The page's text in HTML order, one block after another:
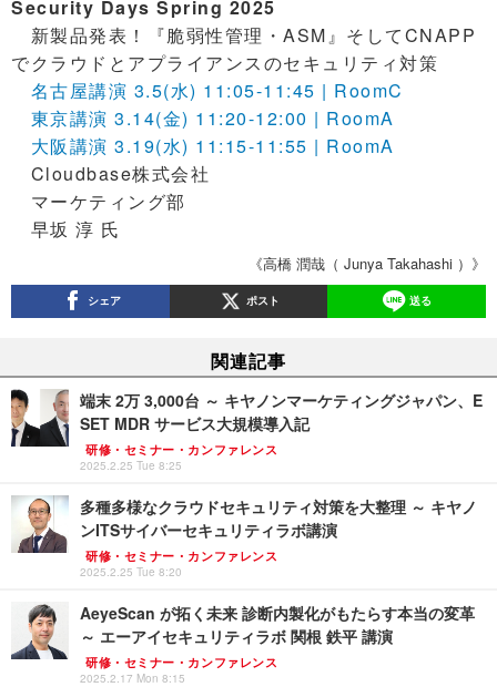
Security Days Spring 2025
新製品発表！『脆弱性管理・ASM』そしてCNAPP
でクラウドとアプライアンスのセキュリティ対策
名古屋講演 3.5(水) 11:05-11:45 | RoomC
東京講演 3.14(金) 11:20-12:00 | RoomA
大阪講演 3.19(水) 11:15-11:55 | RoomA
Cloudbase株式会社
マーケティング部
早坂 淳 氏
《高橋 潤哉（ Junya Takahashi ）》
シェア ポスト 送る
関連記事
端末 2万 3,000台 ～ キヤノンマーケティングジャパン、E
SET MDR サービス大規模導入記
研修・セミナー・カンファレンス
2025.2.25 Tue 8:25
多種多様なクラウドセキュリティ対策を大整理 ～ キヤノ
ンITSサイバーセキュリティラボ講演
研修・セミナー・カンファレンス
2025.2.25 Tue 8:20
AeyeScan が拓く未来 診断内製化がもたらす本当の変革
～ エーアイセキュリティラボ 関根 鉄平 講演
研修・セミナー・カンファレンス
2025.2.17 Mon 8:15